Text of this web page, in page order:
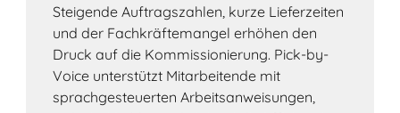
Steigende Auftragszahlen, kurze Lieferzeiten
und der Fachkräftemangel erhöhen den
Druck auf die Kommissionierung. Pick-by-
Voice unterstützt Mitarbeitende mit
sprachgesteuerten Arbeitsanweisungen,